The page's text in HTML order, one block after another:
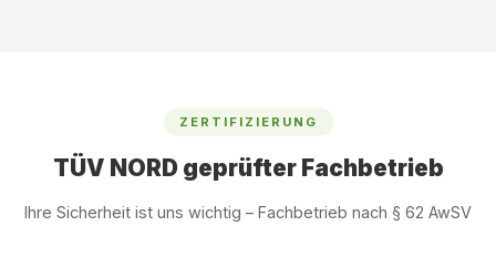
ZERTIFIZIERUNG
TÜV NORD geprüfter Fachbetrieb
Ihre Sicherheit ist uns wichtig – Fachbetrieb nach § 62 AwSV